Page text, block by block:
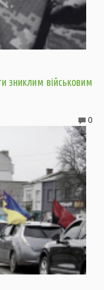
зниклим військовим
0